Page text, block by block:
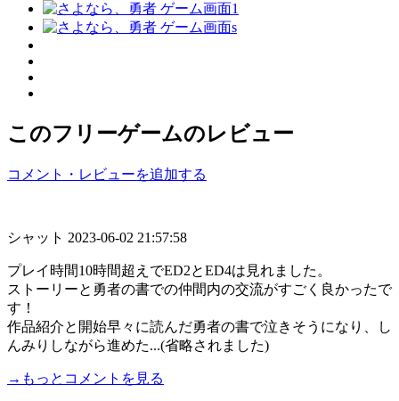
このフリーゲームのレビュー
コメント・レビューを追加する
シャット 2023-06-02 21:57:58
プレイ時間10時間超えでED2とED4は見れました。
ストーリーと勇者の書での仲間内の交流がすごく良かったで
す！
作品紹介と開始早々に読んだ勇者の書で泣きそうになり、し
んみりしながら進めた...(省略されました)
→もっとコメントを見る